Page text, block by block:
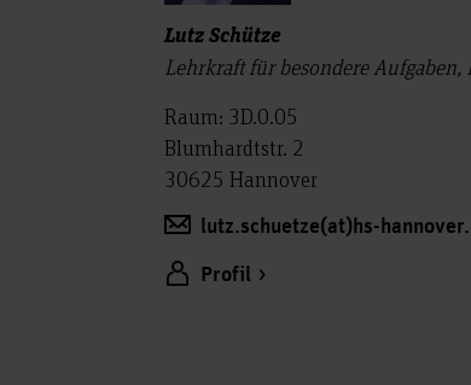
Lutz Schütze
Lehrkraft für besondere Aufgaben,
Raum: 3D.0.05
Blumhardtstr. 2
30625 Hannover
lutz.schuetze(at)hs-
Profil